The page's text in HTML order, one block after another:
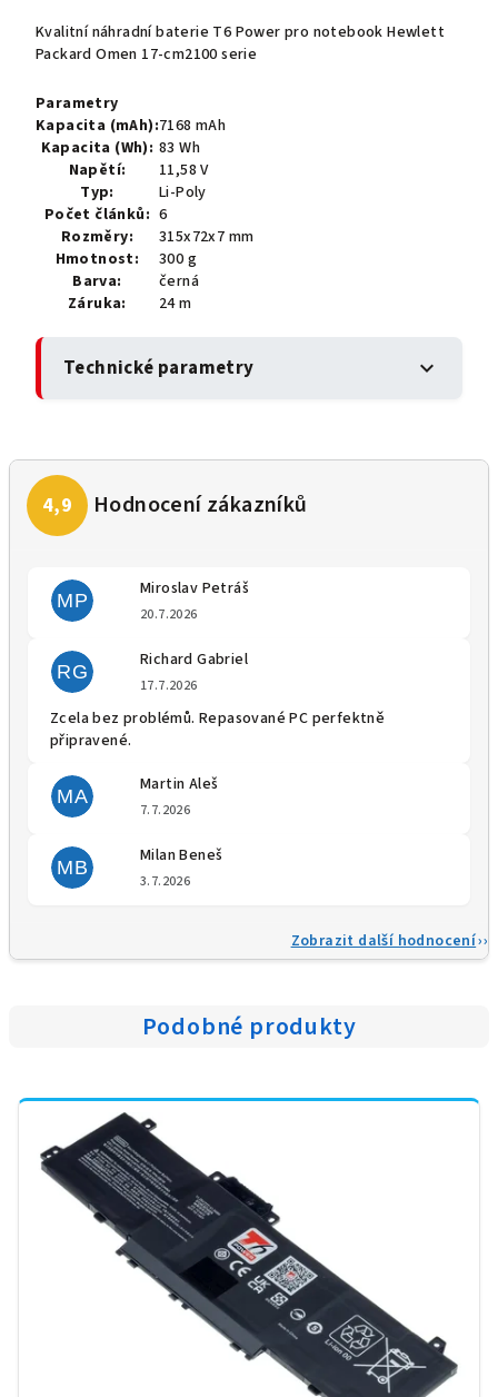
Kvalitní náhradní baterie T6 Power pro notebook Hewlett
Packard Omen 17-cm2100 serie
Parametry
Kapacita (mAh):7168 mAh
Kapacita (Wh): 83 Wh
Napětí:
11,58 V
Typ:
Li-Poly
Počet článků: 6
Rozměry:
315x72x7 mm
Hmotnost:
300 g
Barva:
černá
Záruka:
24 m
Technické parametry expand_more
MP
Miroslav Petráš
20.7.2026
RG
Richard Gabriel
17.7.2026
Zcela bez problémů. Repasované PC perfektně
připravené.
MA
Martin Aleš
7.7.2026
MB
Milan Beneš
3.7.2026
Zobrazit další hodnocení
Podobné produkty